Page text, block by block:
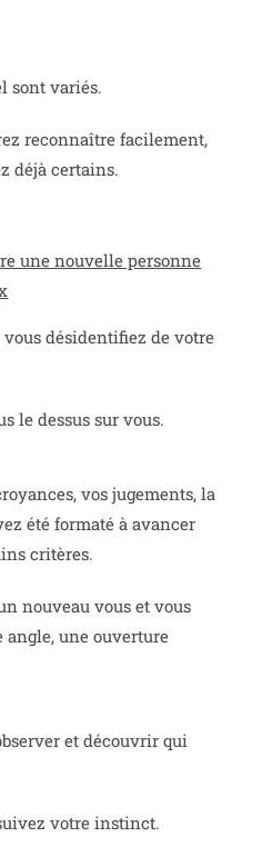
sont variés.
reconnaître facilement,
déjà certains.
une nouvelle personne
vous désidentifiez de votre
le dessus sur vous.
vos jugements, la
été formaté à avancer
critères.
nouveau vous et vous
angle, une ouverture
et découvrir qui
votre instinct.